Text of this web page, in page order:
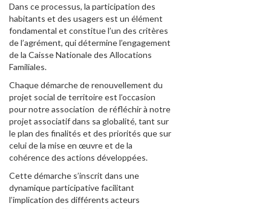
Dans ce processus, la participation des
habitants et des usagers est un élément
fondamental et constitue l’un des critères
de l’agrément, qui détermine l’engagement
de la Caisse Nationale des Allocations
Familiales.
Chaque démarche de renouvellement du
projet social de territoire est l’occasion
pour notre association de réfléchir à notre
projet associatif dans sa globalité, tant sur
le plan des finalités et des priorités que sur
celui de la mise en œuvre et de la
cohérence des actions développées.
Cette démarche s’inscrit dans une
dynamique participative facilitant
l’implication des différents acteurs